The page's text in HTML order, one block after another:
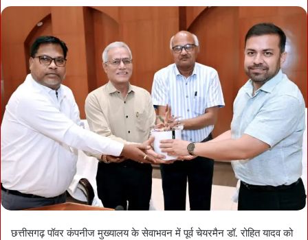
छत्तीसगढ़ पॉवर कंपनीज मुख्यालय के सेवाभवन में पूर्व चेयरमैन डॉ. रोहित यादव को